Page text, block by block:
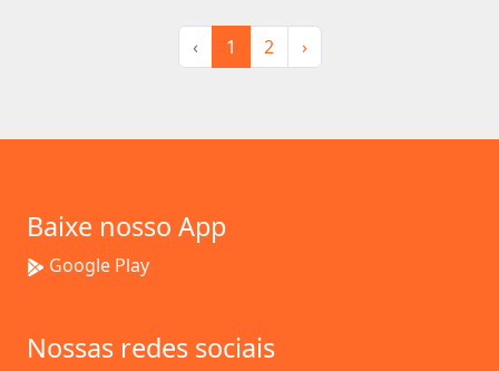
‹ 1 2 ›
Baixe nosso App
Google Play
Nossas redes sociais